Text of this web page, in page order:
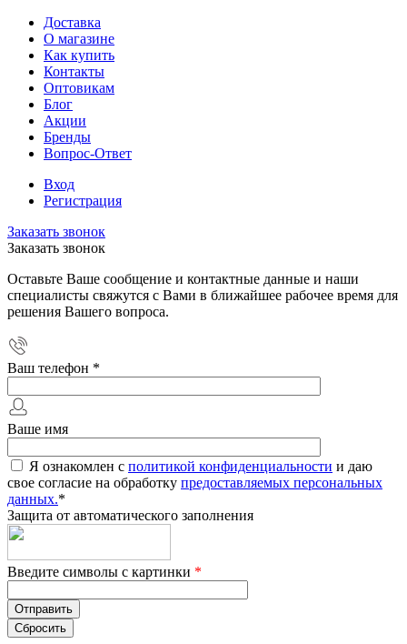
Доставка
О магазине
Как купить
Контакты
Оптовикам
Блог
Акции
Бренды
Вопрос-Ответ
Вход
Регистрация
Заказать звонок
Заказать звонок
Оставьте Ваше сообщение и контактные данные и наши
специалисты свяжутся с Вами в ближайшее рабочее время для
решения Вашего вопроса.
Ваш телефон *
Ваше имя
Я ознакомлен с политикой конфиденциальности и даю
свое согласие на обработку предоставляемых персональных
данных.*
Защита от автоматического заполнения
Введите символы с картинки *